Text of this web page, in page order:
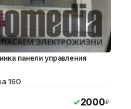
панели управления
160
2000₽